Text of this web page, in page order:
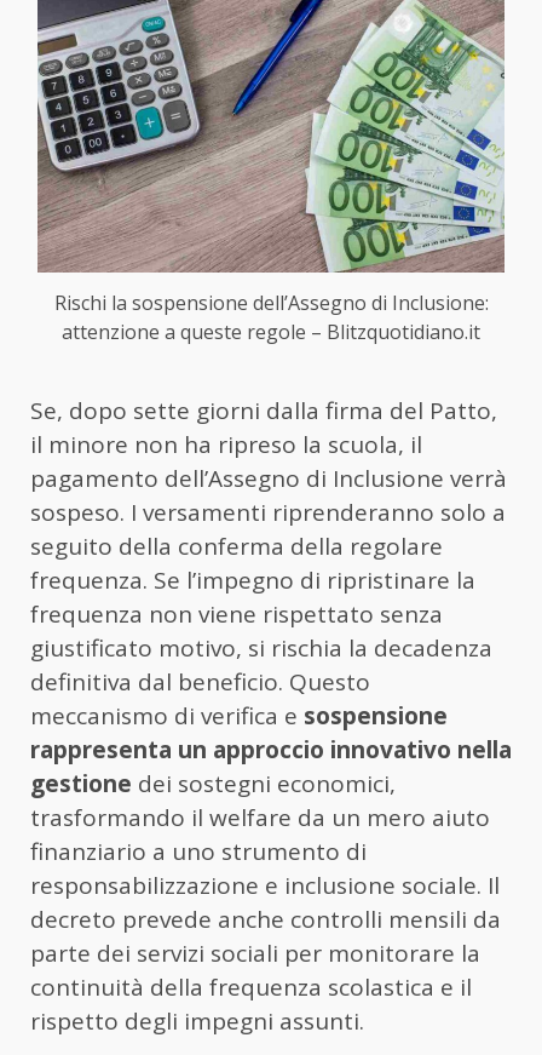
Rischi la sospensione dell’Assegno di Inclusione:
attenzione a queste regole – Blitzquotidiano.it
Se, dopo sette giorni dalla firma del Patto,
il minore non ha ripreso la scuola, il
pagamento dell’Assegno di Inclusione verrà
sospeso. I versamenti riprenderanno solo a
seguito della conferma della regolare
frequenza. Se l’impegno di ripristinare la
frequenza non viene rispettato senza
giustificato motivo, si rischia la decadenza
definitiva dal beneficio. Questo
meccanismo di verifica e sospensione
rappresenta un approccio innovativo nella
gestione dei sostegni economici,
trasformando il welfare da un mero aiuto
finanziario a uno strumento di
responsabilizzazione e inclusione sociale. Il
decreto prevede anche controlli mensili da
parte dei servizi sociali per monitorare la
continuità della frequenza scolastica e il
rispetto degli impegni assunti.